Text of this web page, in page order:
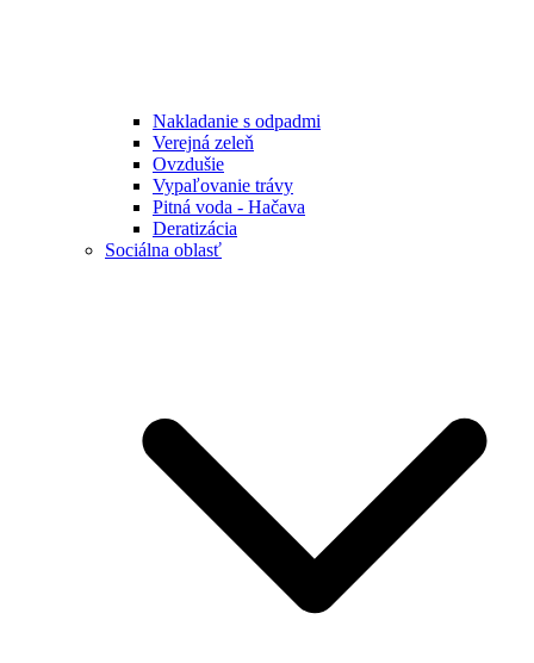
Nakladanie s odpadmi
Verejná zeleň
Ovzdušie
Vypaľovanie trávy
Pitná voda - Hačava
Deratizácia
Sociálna oblasť